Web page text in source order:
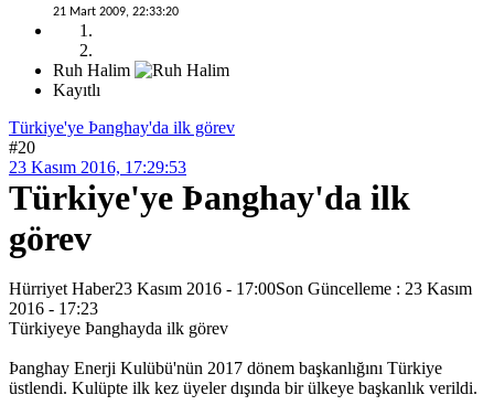
21 Mart 2009, 22:33:20
Ruh Halim
Kayıtlı
Türkiye'ye Þanghay'da ilk görev
#20
23 Kasım 2016, 17:29:53
Türkiye'ye Þanghay'da ilk
görev
Hürriyet Haber23 Kasım 2016 - 17:00Son Güncelleme : 23 Kasım
2016 - 17:23
Türkiyeye Þanghayda ilk görev
Þanghay Enerji Kulübü'nün 2017 dönem başkanlığını Türkiye
üstlendi. Kulüpte ilk kez üyeler dışında bir ülkeye başkanlık verildi.